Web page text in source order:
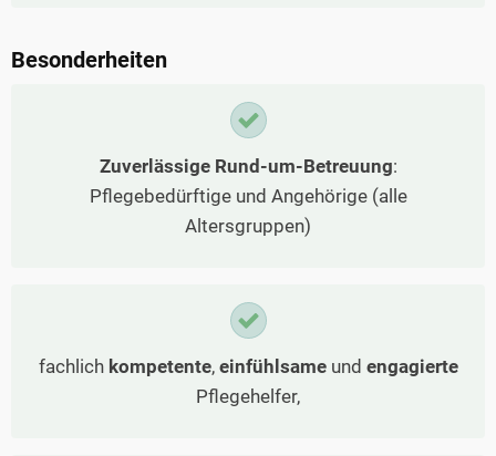
Besonderheiten
Zuverlässige Rund-um-Betreuung:
Pflegebedürftige und Angehörige (alle
Altersgruppen)
fachlich kompetente, einfühlsameund engagierte
Pflegehelfer,